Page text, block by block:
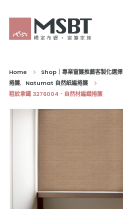
Home
Shop｜專業窗簾推薦客製化選擇
捲簾, Natumat 自然紙編捲簾
粗紋拿鐵 3276004．自然材編織捲簾